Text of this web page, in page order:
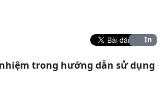
In
trong hướng dẫn sử dụng